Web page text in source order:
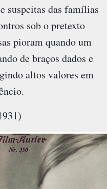
suspeitas das famílias
sob o pretexto
pioram quando um
de braços dados e
altos valores em